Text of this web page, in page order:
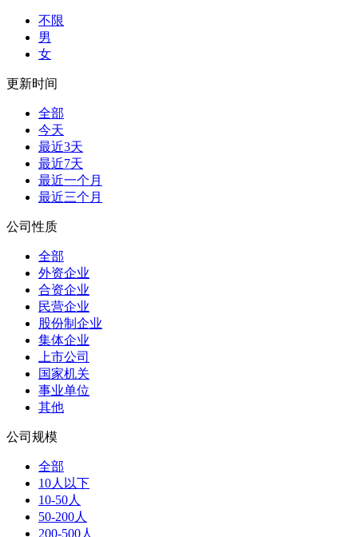
不限
男
女
更新时间
全部
今天
最近3天
最近7天
最近一个月
最近三个月
公司性质
全部
外资企业
合资企业
民营企业
股份制企业
集体企业
上市公司
国家机关
事业单位
其他
公司规模
全部
10人以下
10-50人
50-200人
200-500人